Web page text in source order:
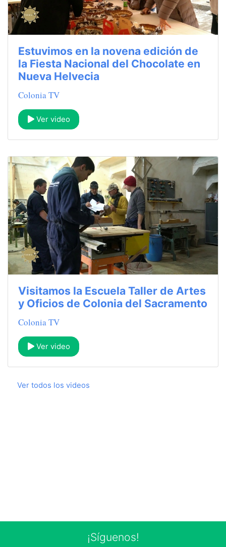
Estuvimos en la novena edición de
la Fiesta Nacional del Chocolate en
Nueva Helvecia
Colonia TV
Ver video
Visitamos la Escuela Taller de Artes
y Oficios de Colonia del Sacramento
Colonia TV
Ver video
Ver todos los videos
¡Síguenos!